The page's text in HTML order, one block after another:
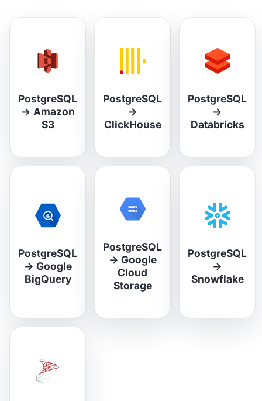
PostgreSQL
→ Amazon
S3
PostgreSQL
→
ClickHouse
PostgreSQL
→
Databricks
PostgreSQL
→ Google
BigQuery
PostgreSQL
→ Google
Cloud
Storage
PostgreSQL
→
Snowflake